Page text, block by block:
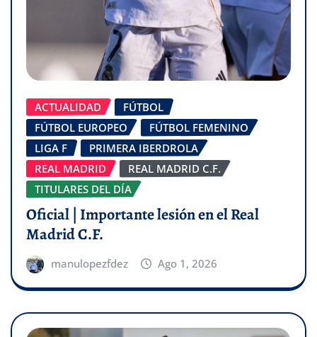
ACTUALIDAD
FÚTBOL
FÚTBOL EUROPEO
FÚTBOL FEMENINO
LIGA F
PRIMERA IBERDROLA
REAL MADRID
REAL MADRID C.F.
TITULARES DEL DÍA
Oficial | Importante lesión en el Real
Madrid C.F.
manulopezfdez Ago 1, 2026